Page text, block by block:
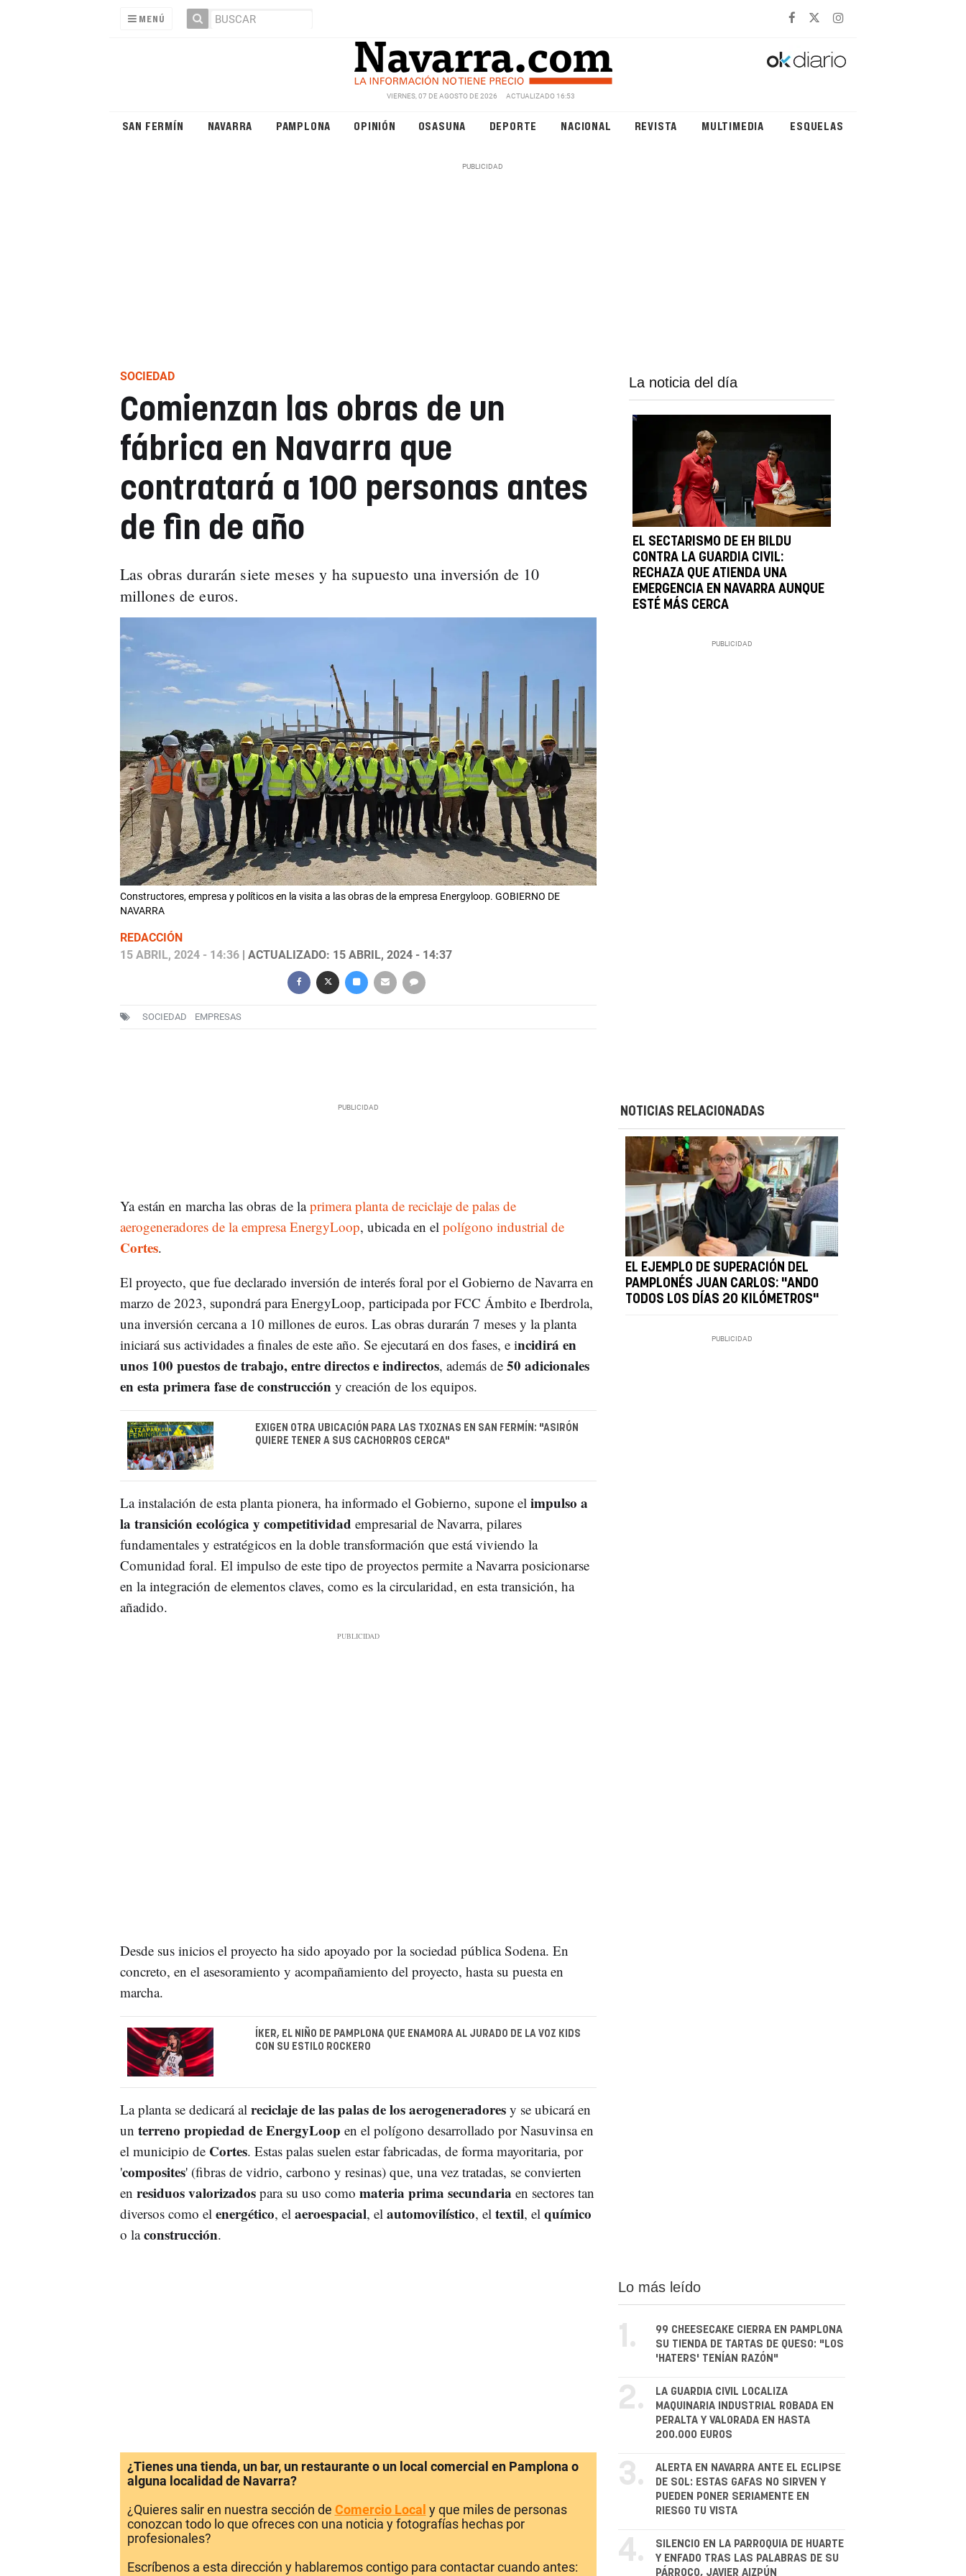
MENÚ
VIERNES, 07 DE AGOSTO DE 2026 ACTUALIZADO 16:53
SAN FERMÍN NAVARRA PAMPLONA OPINIÓN OSASUNA DEPORTE NACIONAL REVISTA MULTIMEDIA ESQUELAS
SOCIEDAD
Comienzan las obras de un
fábrica en Navarra que
contratará a 100 personas antes
de fin de año
Las obras durarán siete meses y ha supuesto una inversión de 10
millones de euros.
Constructores, empresa y políticos en la visita a las obras de la empresa Energyloop. GOBIERNO DE
NAVARRA
REDACCIÓN
15 ABRIL, 2024 - 14:36| ACTUALIZADO: 15 ABRIL, 2024 - 14:37
SOCIEDAD EMPRESAS
La noticia del día
EL SECTARISMO DE EH BILDU
CONTRA LA GUARDIA CIVIL:
RECHAZA QUE ATIENDA UNA
EMERGENCIA EN NAVARRA AUNQUE
ESTÉ MÁS CERCA
Ya están en marcha las obras de laprimera planta de reciclaje de palas de
aerogeneradores de la empresa EnergyLoop, ubicada en el polígono industrial de
Cortes.
El proyecto, que fue declarado inversión de interés foral por el Gobierno de Navarra en
marzo de 2023, supondrá para EnergyLoop, participada por FCC Ámbito e Iberdrola,
una inversión cercana a 10 millones de euros. Las obras durarán 7 meses y la planta
iniciará sus actividades a finales de este año. Se ejecutará en dos fases, e incidirá en
unos 100 puestos de trabajo, entre directos e indirectos, además de 50 adicionales
en esta primera fase de construcción y creación de los equipos.
EXIGEN OTRA UBICACIÓN PARA LAS TXOZNAS EN SAN FERMÍN: "ASIRÓN
QUIERE TENER A SUS CACHORROS CERCA"
La instalación de esta planta pionera, ha informado el Gobierno, supone el impulso a
la transición ecológica y competitividad empresarial de Navarra, pilares
fundamentales y estratégicos en la doble transformación que está viviendo la
Comunidad foral. El impulso de este tipo de proyectos permite a Navarra posicionarse
en la integración de elementos claves, como es la circularidad, en esta transición, ha
añadido.
Desde sus inicios el proyecto ha sido apoyado por la sociedad pública Sodena. En
concreto, en el asesoramiento y acompañamiento del proyecto, hasta su puesta en
marcha.
ÍKER, EL NIÑO DE PAMPLONA QUE ENAMORA AL JURADO DE LA VOZ KIDS
CON SU ESTILO ROCKERO
La planta se dedicará al reciclaje de las palas de los aerogeneradoresy se ubicará en
un terreno propiedad de EnergyLoop en el polígono desarrollado por Nasuvinsa en
el municipio de Cortes. Estas palas suelen estar fabricadas, de forma mayoritaria, por
'composites' (fibras de vidrio, carbono y resinas) que, una vez tratadas, se convierten
en residuos valorizadospara su uso como materia prima secundaria en sectores tan
diversos como el energético, el aeroespacial, el automovilístico, el textil, el químico
o laconstrucción.
NOTICIAS RELACIONADAS
EL EJEMPLO DE SUPERACIÓN DEL
PAMPLONÉS JUAN CARLOS: "ANDO
TODOS LOS DÍAS 20 KILÓMETROS"
¿Tienes una tienda, un bar, un restaurante o un local comercial en Pamplona o
alguna localidad de Navarra?
¿Quieres salir en nuestra sección de Comercio Local y que miles de personas
conozcan todo lo que ofreces con una noticia y fotografías hechas por
profesionales?
Escríbenos a esta dirección y hablaremos contigo para contactar cuando antes:
Lo más leído
1.
99 CHEESECAKE CIERRA EN PAMPLONA
SU TIENDA DE TARTAS DE QUESO: "LOS
'HATERS' TENÍAN RAZÓN"
2.
LA GUARDIA CIVIL LOCALIZA
MAQUINARIA INDUSTRIAL ROBADA EN
PERALTA Y VALORADA EN HASTA
200.000 EUROS
3.
ALERTA EN NAVARRA ANTE EL ECLIPSE
DE SOL: ESTAS GAFAS NO SIRVEN Y
PUEDEN PONER SERIAMENTE EN
RIESGO TU VISTA
4.
SILENCIO EN LA PARROQUIA DE HUARTE
Y ENFADO TRAS LAS PALABRAS DE SU
PÁRROCO, JAVIER AIZPÚN